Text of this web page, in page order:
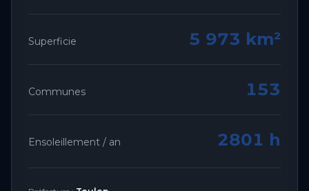
Superficie 5 973 km²
Communes 153
Ensoleillement / an 2801 h